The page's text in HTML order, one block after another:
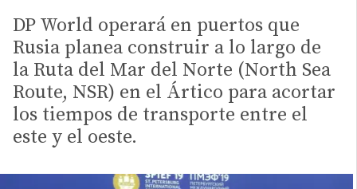
DP World operará en puertos que
Rusia planea construir a lo largo de
la Ruta del Mar del Norte (North Sea
Route, NSR) en el Ártico para acortar
los tiempos de transporte entre el
este y el oeste.